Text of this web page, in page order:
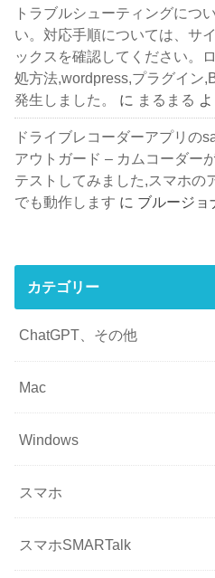
トラブルシューティングにつ
い。対応手順については、サ
ックスを確認してください。
処方法,wordpress,プラグイン
発生しました。
に まるまる よ
ドライブレコーダーアプリの
アウトガード – カムコーダー
テストしてみました,スマホの
でも動作します に ブルージョ
カテゴリー
ChatGPT、その他
Mac
Windows
スマホ
スマホSMARTalk